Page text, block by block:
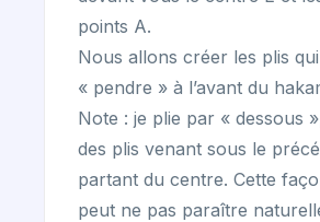
points A.
Nous allons créer les plis
« pendre » à l’avant du
Note : je plie par « dessous
des plis venant sous le
partant du centre. Cette
peut ne pas paraître